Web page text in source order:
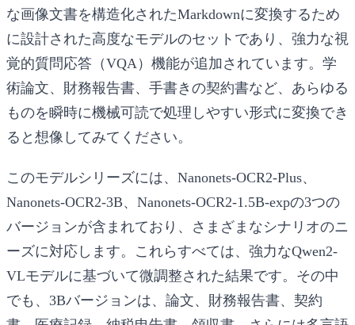
な画像文書を構造化されたMarkdownに変換するため
に設計された高度なモデルのセットであり、強力な視
覚的質問応答（VQA）機能が追加されています。学
術論文、財務報告書、手書きの契約書など、あらゆる
ものを瞬時に機械可読で処理しやすい形式に変換でき
ると想像してみてください。
このモデルシリーズには、Nanonets-OCR2-Plus、
Nanonets-OCR2-3B、Nanonets-OCR2-1.5B-expの3つの
バージョンが含まれており、さまざまなシナリオのニ
ーズに対応します。これらすべては、強力なQwen2-
VLモデルに基づいて微調整された結果です。その中
でも、3Bバージョンは、論文、財務報告書、契約